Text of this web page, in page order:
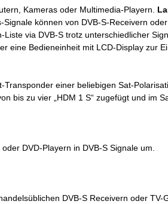
Kameras oder Multimedia-Playern.
Signale können von DVB-S-Receivern
via DVB-S trotz unterschiedlicher
eine Bedieneinheit mit LCD-Display zur
Transponder einer beliebigen Sat-
bis zu vier „HDM 1 S“ zugefügt und im
DVD-Playern in DVB-S Signale um.
DVB-S Receivern oder TV-